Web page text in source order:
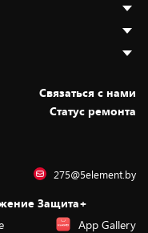
Cвязаться с нами
Статус ремонта
275@5element.by
Защита+
App Gallery